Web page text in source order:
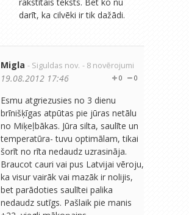
darīt, ka cilvēki ir tik dažādi.
Migla - Siguldas nov. - 8 novērojumi
0
0
19.08.2012 17:46
Esmu atgriezusies no 3 dienu
brīnišķīgas atpūtas pie jūras netālu
no Miķeļbākas. Jūra silta, saulīte un
temperatūra- tuvu optimālam, tikai
šorīt no rīta nedaudz uzrasināja.
Braucot cauri vai pus Latvijai vēroju,
ka visur vairāk vai mazāk ir nolijis,
bet parādoties saulītei palika
nedaudz sutīgs. Pašlaik pie manis